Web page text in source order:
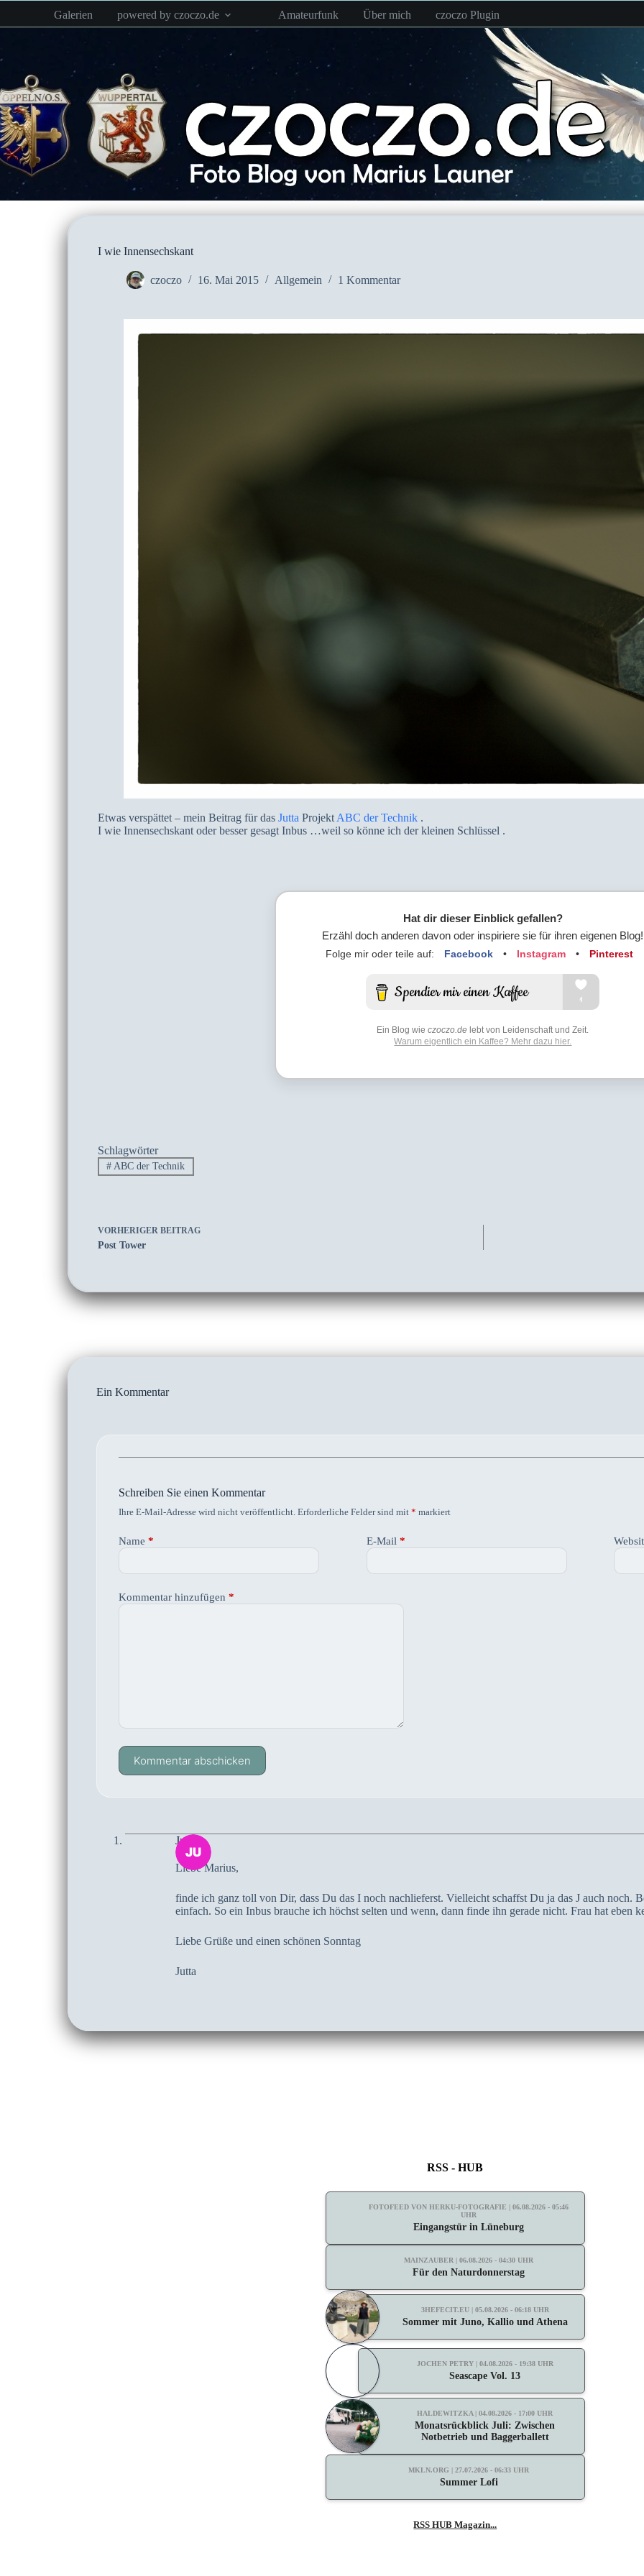
springen
Galerien powered by czoczo.de Amateurfunk Über mich czoczo Plugin
I wie Innensechskant
czoczo 16. Mai 2015 Allgemein 1 Kommentar
Etwas verspättet – mein Beitrag für das Jutta Projekt ABC der Technik.
I wie Innensechskant oder besser gesagt Inbus …weil so könne ich der kleinen Schlüssel .
Hat dir dieser Einblick gefallen?
Erzähl doch anderen davon oder inspiriere sie für ihren eigenen Blog!
Folge mir oder teile auf: Facebook • Instagram • Pinterest
Ein Blog wieczoczo.de lebt von Leidenschaft und Zeit.
Warum eigentlich ein Kaffee? Mehr dazu hier.
Schlagwörter
# ABC der Technik
VORHERIGER BEITRAG
Post Tower
Ein Kommentar
Schreiben Sie einen Kommentar
Ihre E-Mail-Adresse wird nicht veröffentlicht. Erforderliche Felder sind mit * markiert
Name * E-Mail*
Kommentar hinzufügen *
Kommentar abschicken
Jutta
Liebe Marius,
finde ich ganz toll von Dir, dass Du das I noch nachlieferst. Vielleicht schaffst Du ja das J auch noch.
einfach. So ein Inbus brauche ich höchst selten und wenn, dann finde ihn gerade nicht. Frau hat eben
Liebe Grüße und einen schönen Sonntag
Jutta
RSS - HUB
FOTOFEED VON HERKU-FOTOGRAFIE | 06.08.2026 - 05:46
UHR
Eingangstür in Lüneburg
MAINZAUBER | 06.08.2026 - 04:30 UHR
Für den Naturdonnerstag
3HEFECIT.EU | 05.08.2026 - 06:18 UHR
Sommer mit Juno, Kallio und Athena
JOCHEN PETRY | 04.08.2026 - 19:38 UHR
Seascape Vol. 13
HALDEWITZKA | 04.08.2026 - 17:00 UHR
Monatsrückblick Juli: Zwischen
Notbetrieb und Baggerballett
MKLN.ORG | 27.07.2026 - 06:33 UHR
Summer Lofi
RSS HUB Magazin...